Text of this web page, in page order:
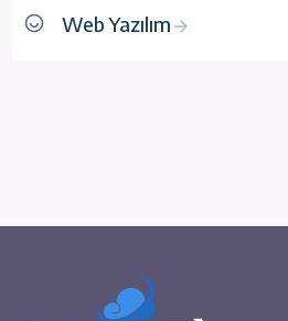
Web Yazılım